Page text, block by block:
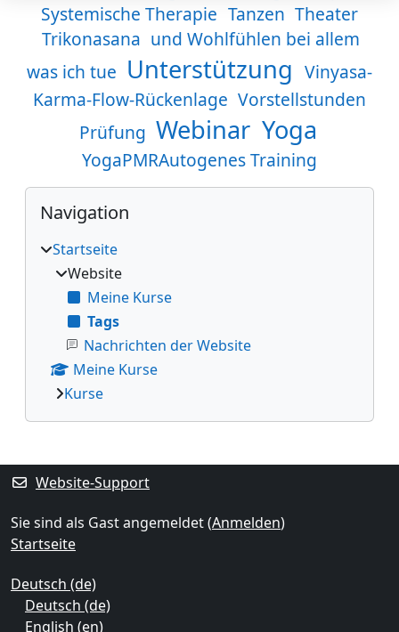
Systemische Therapie Tanzen Theater
Trikonasana und Wohlfühlen bei allem
was ich tue Unterstützung Vinyasa-
Karma-Flow-Rückenlage Vorstellstunden
Prüfung Webinar Yoga
YogaPMRAutogenes Training
Blöcke
Navigation überspringen
Navigation
Startseite
Website
Meine Kurse
Tags
Nachrichten der Website
Meine Kurse
Kurse
Ergänzungsblöcke
Website-Support
Sie sind als Gast angemeldet (Anmelden)
Startseite
Deutsch ‎(de)‎
Deutsch ‎(de)‎
English ‎(en)‎